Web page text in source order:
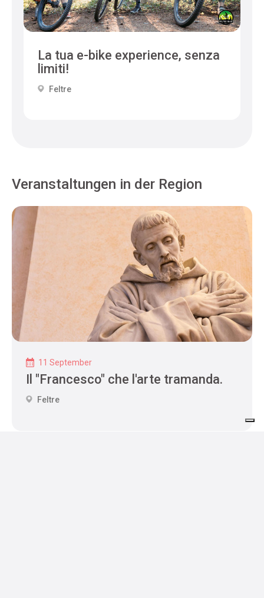
La tua e-bike experience, senza
limiti!
Feltre
Veranstaltungen in der Region
11 September
Il "Francesco" che l'arte tramanda.
Feltre